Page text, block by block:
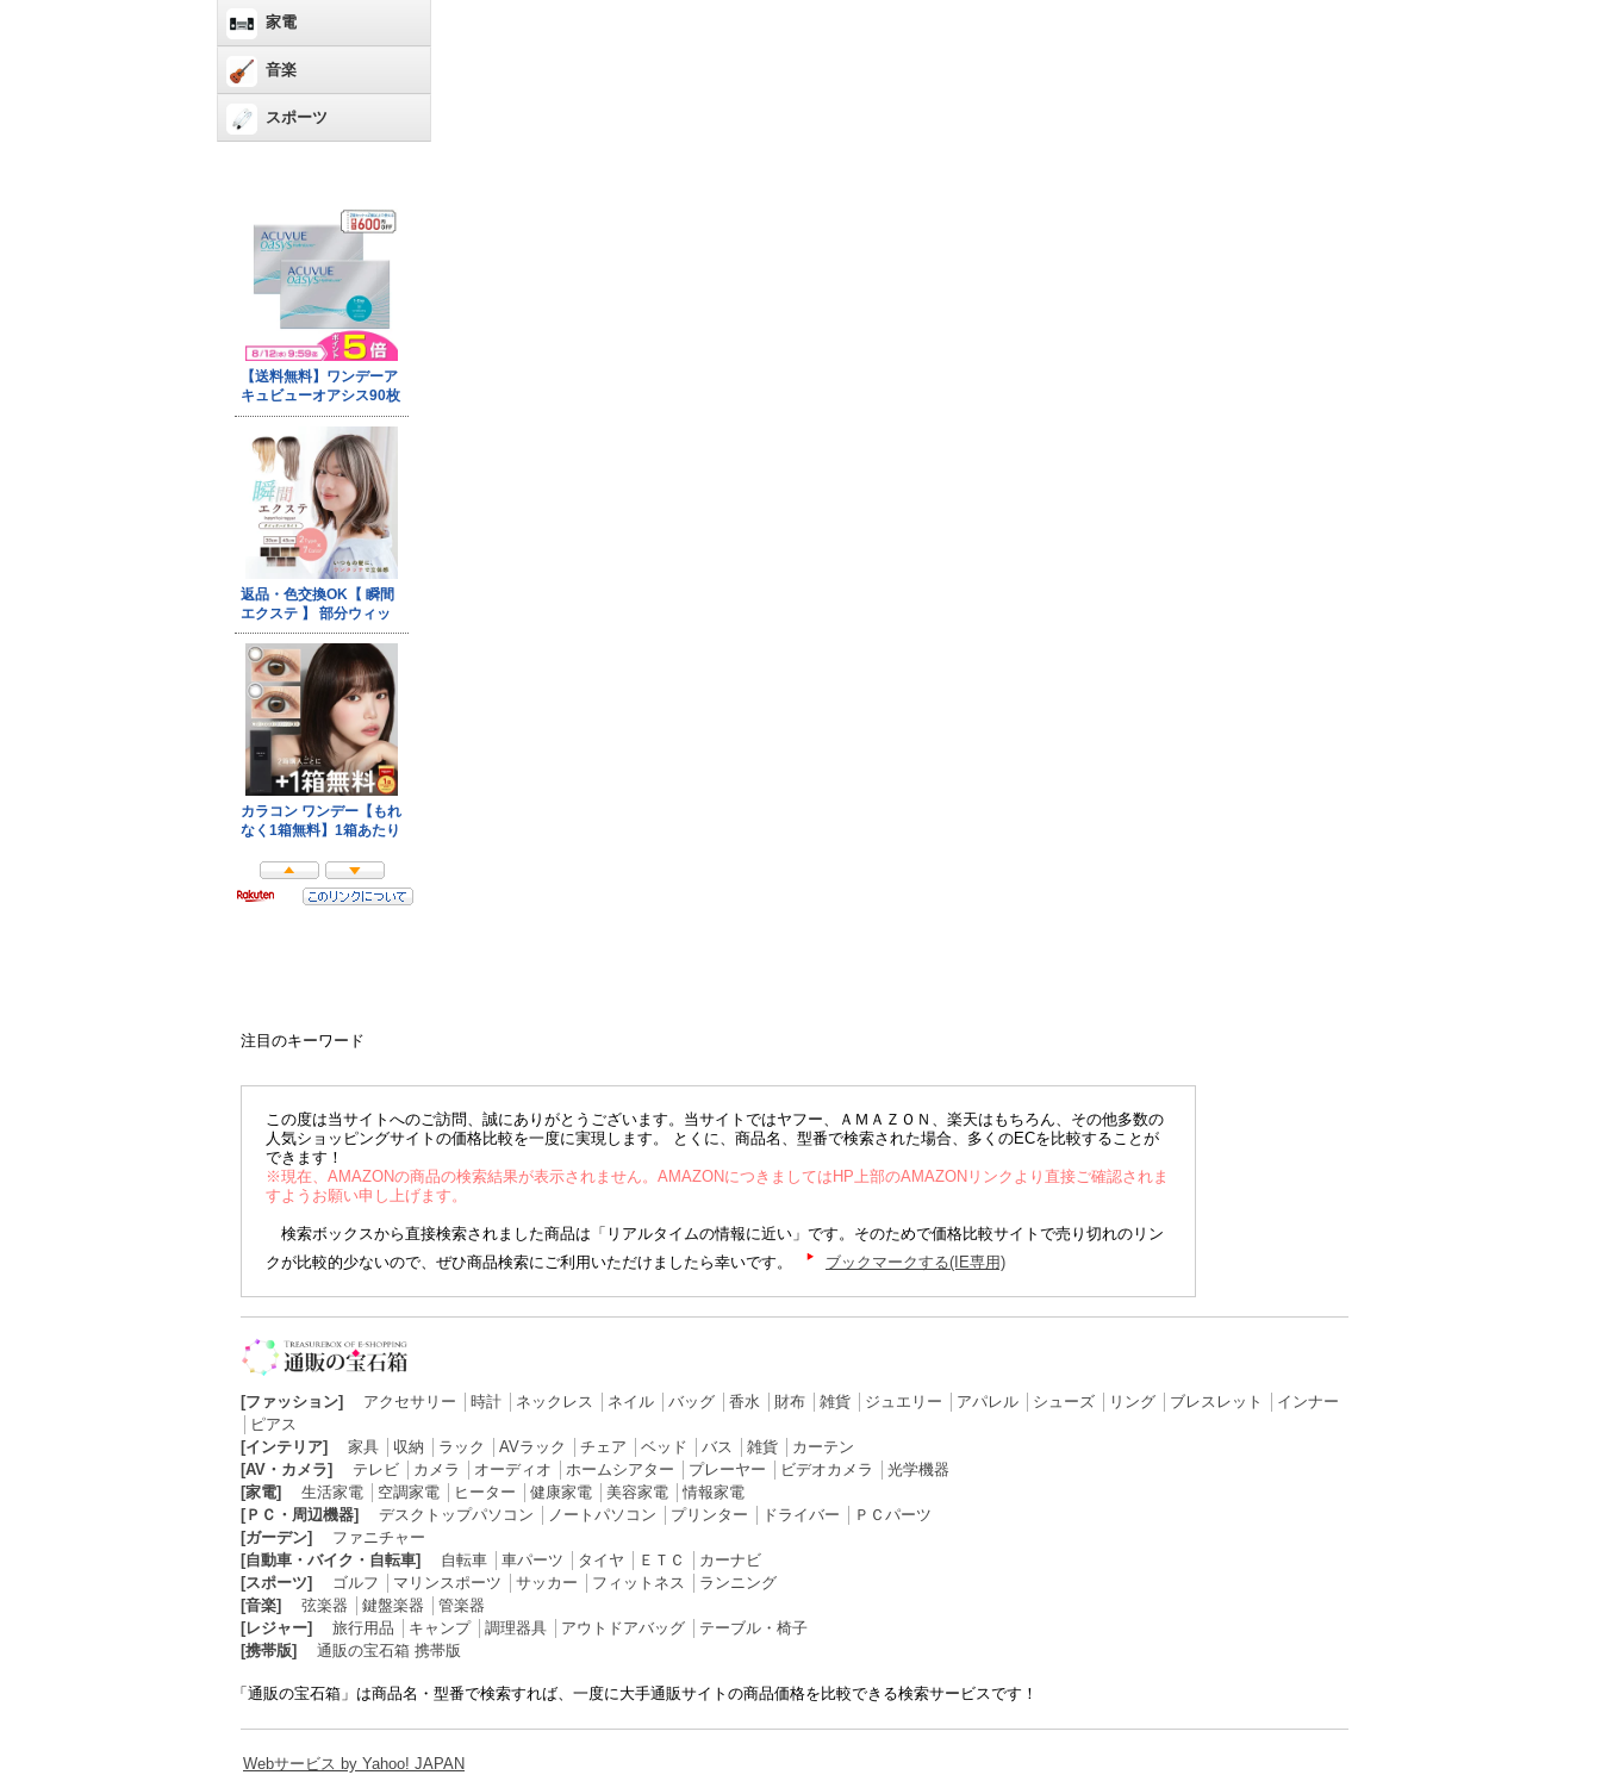
家電
音楽
スポーツ
注目のキーワード
この度は当サイトへのご訪問、誠にありがとうございます。当サイトではヤフー、ＡＭＡＺＯＮ、楽天はもちろん、その他多数の
人気ショッピングサイトの価格比較を一度に実現します。 とくに、商品名、型番で検索された場合、多くのECを比較することが
できます！
※現在、AMAZONの商品の検索結果が表示されません。AMAZONにつきましてはHP上部のAMAZONリンクより直接ご確認されま
すようお願い申し上げます。
検索ボックスから直接検索されました商品は「リアルタイムの情報に近い」です。そのためで価格比較サイトで売り切れのリン
クが比較的少ないので、ぜひ商品検索にご利用いただけましたら幸いです。
ブックマークする(IE専用)
[ファッション] アクセサリー 時計 ネックレス ネイル バッグ 香水 財布 雑貨 ジュエリー アパレル シューズ リング ブレスレット
インナー
ピアス
[インテリア]
家具 収納 ラック AVラック チェア ベッド バス 雑貨
カーテン
[AV・カメラ]
テレビ カメラ オーディオ ホームシアター プレーヤー ビデオカメラ
光学機器
[家電]
生活家電 空調家電 ヒーター 健康家電 美容家電 │情報家電
[ＰＣ・周辺機器]
デスクトップパソコン ノートパソコン プリンター ドライバー
ＰＣパーツ
[ガーデン]
ファニチャー
[自動車・バイク・自転車]
自転車 車パーツ タイヤ ＥＴＣ
カーナビ
[スポーツ]
ゴルフ マリンスポーツ サッカー フィットネス
ランニング
[音楽]
弦楽器 鍵盤楽器
管楽器
[レジャー]
旅行用品 キャンプ│ 調理器具 アウトドアバッグ
テーブル・椅子
[携帯版]
通販の宝石箱 携帯版
「通販の宝石箱」は商品名・型番で検索すれば、一度に大手通販サイトの商品価格を比較できる検索サービスです！
Webサービス by Yahoo! JAPAN